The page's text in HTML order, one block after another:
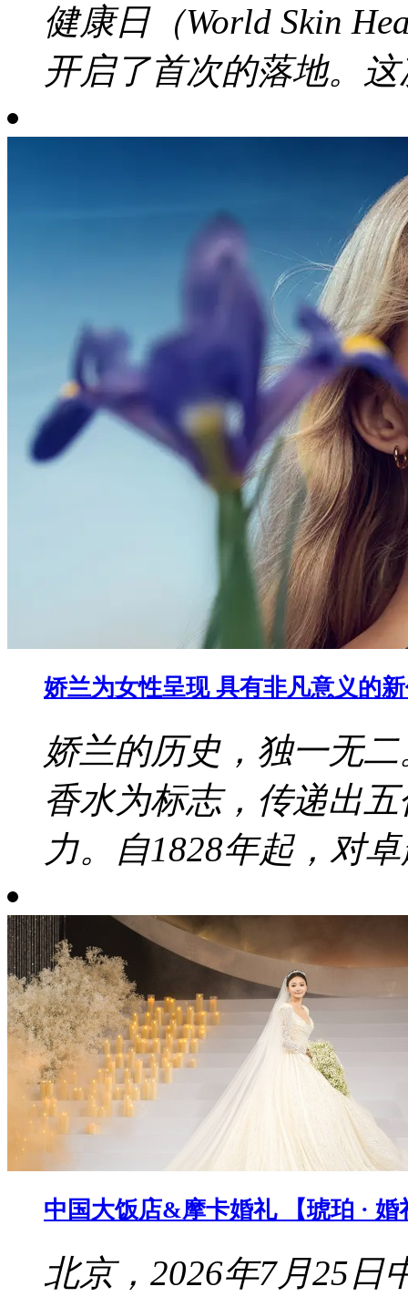
健康日（World Skin
开启了首次的落地。这
娇兰为女性呈现 具有非凡意义的
娇兰的历史，独一无
香水为标志，传递出
力。自1828年起，对
中国大饭店&摩卡婚礼 【琥珀 ·
北京，2026年7月25日